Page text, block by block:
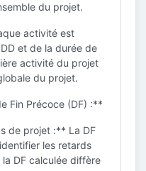
du projet.
activité est
et de la durée de
activité du projet
du projet.
Fin Précoce (DF) :**
de projet :** La DF
les retards
DF calculée diffère